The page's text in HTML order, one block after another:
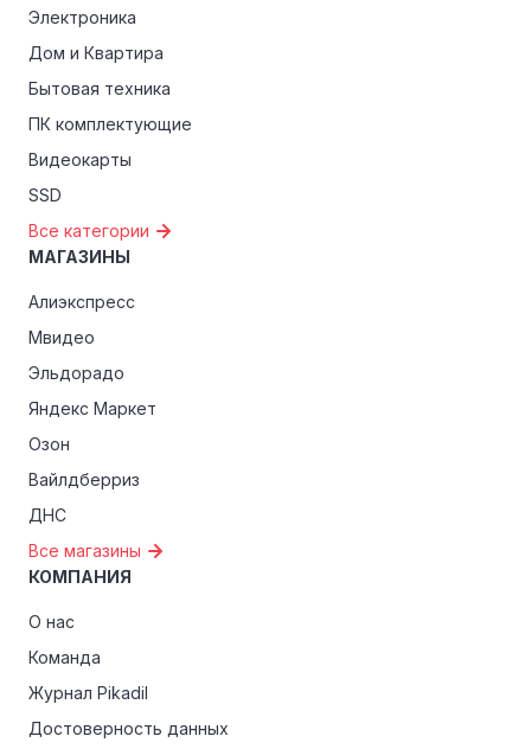
Электроника
Дом и Квартира
Бытовая техника
ПК комплектующие
Видеокарты
SSD
Все категории
МАГАЗИНЫ
Алиэкспресс
Мвидео
Эльдорадо
Яндекс Маркет
Озон
Вайлдберриз
ДНС
Все магазины
КОМПАНИЯ
О нас
Команда
Журнал Pikadil
Достоверность данных